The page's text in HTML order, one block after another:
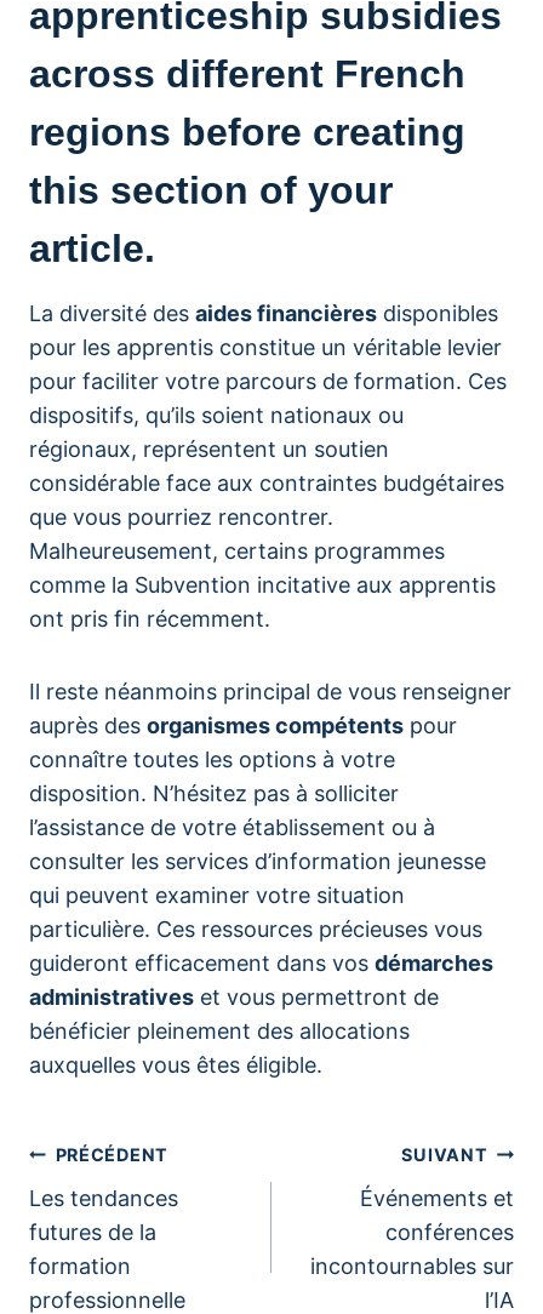
apprenticeship subsidies
across different French
regions before creating
this section of your
article.
La diversité des aides financières disponibles
pour les apprentis constitue un véritable levier
pour faciliter votre parcours de formation. Ces
dispositifs, qu’ils soient nationaux ou
régionaux, représentent un soutien
considérable face aux contraintes budgétaires
que vous pourriez rencontrer.
Malheureusement, certains programmes
comme la Subvention incitative aux apprentis
ont pris fin récemment.
Il reste néanmoins principal de vous renseigner
auprès des organismes compétents pour
connaître toutes les options à votre
disposition. N’hésitez pas à solliciter
l’assistance de votre établissement ou à
consulter les services d’information jeunesse
qui peuvent examiner votre situation
particulière. Ces ressources précieuses vous
guideront efficacement dans vos démarches
administratives et vous permettront de
bénéficier pleinement des allocations
auxquelles vous êtes éligible.
Navigation
de
l’article
PRÉCÉDENT
Les tendances
futures de la
formation
professionnelle
SUIVANT
Événements et
conférences
incontournables sur
l’IA